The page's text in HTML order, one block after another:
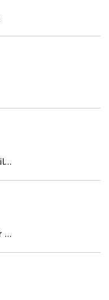
Música Francesa - Italiana - Brasileña -Clásicos
Down Tempo - Chill Hop - Shower Music